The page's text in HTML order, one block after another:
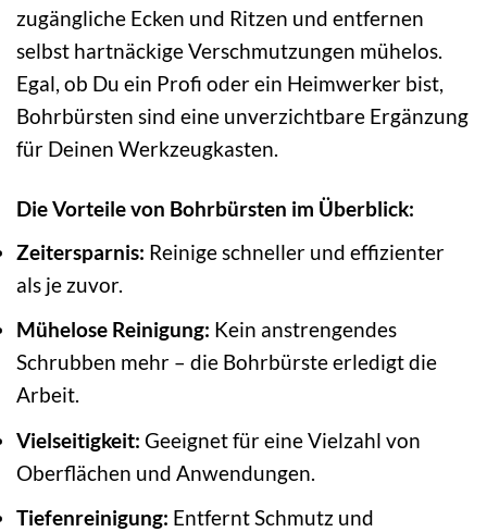
zugängliche Ecken und Ritzen und entfernen
selbst hartnäckige Verschmutzungen mühelos.
Egal, ob Du ein Profi oder ein Heimwerker bist,
Bohrbürsten sind eine unverzichtbare Ergänzung
für Deinen Werkzeugkasten.
Die Vorteile von Bohrbürsten im Überblick:
Zeitersparnis: Reinige schneller und effizienter
als je zuvor.
Mühelose Reinigung: Kein anstrengendes
Schrubben mehr – die Bohrbürste erledigt die
Arbeit.
Vielseitigkeit: Geeignet für eine Vielzahl von
Oberflächen und Anwendungen.
Tiefenreinigung: Entfernt Schmutz und